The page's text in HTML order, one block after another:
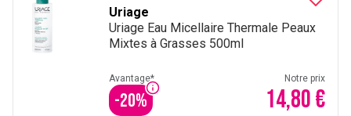
Uriage
Uriage Eau Micellaire Thermale Peaux
Mixtes à Grasses 500ml
Avantage*
-20%
Notre prix
14,80 €